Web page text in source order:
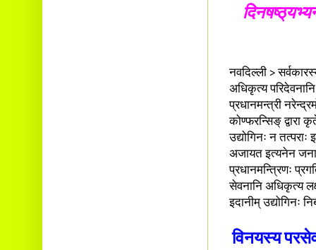
नवदिल्ली >
अधिकृत्य परिदेवनानि
प्रधानमन्त्री
कोण्फरन्सिङ् द्वारा
उद्योगिनः न
अजायत इत्यनेन
प्रधानमन्त्रिणः
सेवनानि अधिकृत्य
इदानीम् उद्योगिनः
विनयस्य